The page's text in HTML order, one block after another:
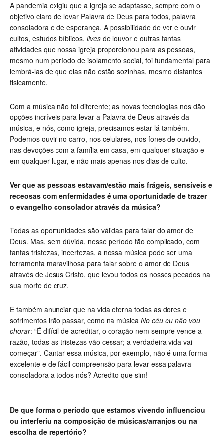
A pandemia exigiu que a igreja se adaptasse, sempre com o
objetivo claro de levar Palavra de Deus para todos, palavra
consoladora e de esperança. A possibilidade de ver e ouvir
cultos, estudos bíblicos, lives de louvor e outras tantas
atividades que nossa igreja proporcionou para as pessoas,
mesmo num período de isolamento social, foi fundamental para
lembrá-las de que elas não estão sozinhas, mesmo distantes
fisicamente.
Com a música não foi diferente; as novas tecnologias nos dão
opções incríveis para levar a Palavra de Deus através da
música, e nós, como igreja, precisamos estar lá também.
Podemos ouvir no carro, nos celulares, nos fones de ouvido,
nas devoções com a família em casa, em qualquer situação e
em qualquer lugar, e não mais apenas nos dias de culto.
Ver que as pessoas estavam/estão mais frágeis, sensíveis e
receosas com enfermidades é uma oportunidade de trazer
o evangelho consolador através da música?
Todas as oportunidades são válidas para falar do amor de
Deus. Mas, sem dúvida, nesse período tão complicado, com
tantas tristezas, incertezas, a nossa música pode ser uma
ferramenta maravilhosa para falar sobre o amor de Deus
através de Jesus Cristo, que levou todos os nossos pecados na
sua morte de cruz.
E também anunciar que na vida eterna todas as dores e
sofrimentos irão passar, como na música No céu eu não vou
chorar: “É difícil de acreditar, o coração nem sempre vence a
razão, todas as tristezas vão cessar; a verdadeira vida vai
começar”. Cantar essa música, por exemplo, não é uma forma
excelente e de fácil compreensão para levar essa palavra
consoladora a todos nós? Acredito que sim!
De que forma o período que estamos vivendo influenciou
ou interferiu na composição de músicas/arranjos ou na
escolha de repertório?